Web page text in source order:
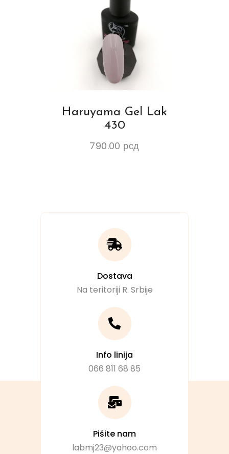
Haruyama Gel Lak
430
790.00 рсд
Dostava
Na teritoriji R. Srbije
Info linija
066 811 68 85
Pišite nam
labmj23@yahoo.com